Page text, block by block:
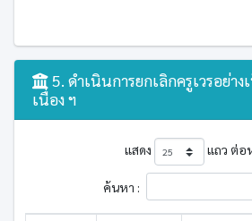
5. ดำเนินการยกเลิกครูเวรอย่า
เนื่อง ฯ
แสดง แถว ต่อ
ค้นหา :